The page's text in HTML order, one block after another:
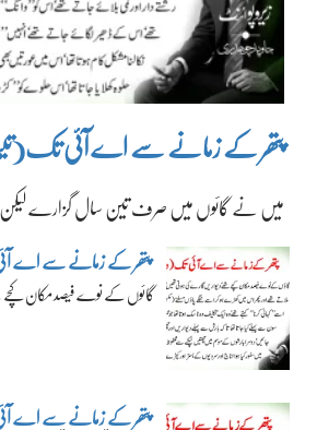
پتھر کے زمانے سے اے آئی
میں نے گائوں میں صرف تین سال گزارے
پتھر کے زمانے سے اے
گائوں کے نوے فیصد مکان
پتھر کے زمانے سے اے